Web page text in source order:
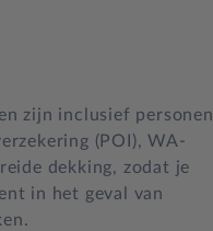
zijn inclusief personen
(POI), WA-
dekking, zodat je
in het geval van